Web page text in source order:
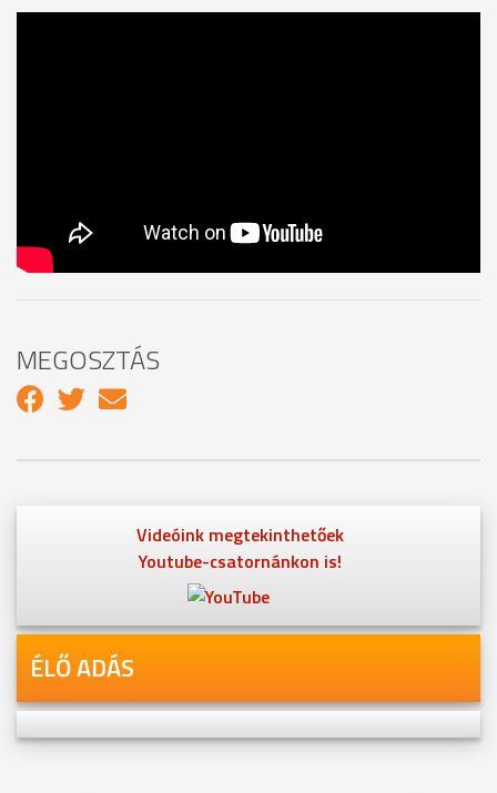
MEGOSZTÁS
Videóink megtekinthetőek
Youtube-csatornánkon is!
ÉLŐ ADÁS